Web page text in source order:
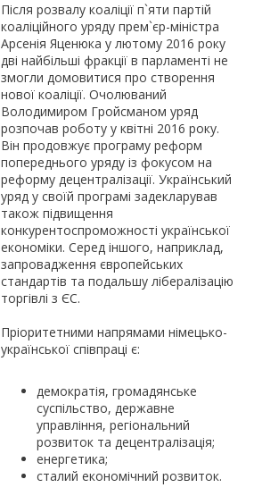
Після розвалу коаліції п`яти партій
коаліційного уряду прем`єр-міністра
Арсенія Яценюка у лютому 2016 року
дві найбільші фракції в парламенті не
змогли домовитися про створення
нової коаліції. Очолюваний
Володимиром Гройсманом уряд
розпочав роботу у квітні 2016 року.
Він продовжує програму реформ
попереднього уряду із фокусом на
реформу децентралізації. Український
уряд у своїй програмі задекларував
також підвищення
конкурентоспроможності української
економіки. Серед іншого, наприклад,
запровадження європейських
стандартів та подальшу лібералізацію
торгівлі з ЄС.
Пріоритетними напрямами німецько-
української співпраці є:
демократія, громадянське
суспільство, державне
управління, регіональний
розвиток та децентралізація;
енергетика;
сталий економічний розвиток.